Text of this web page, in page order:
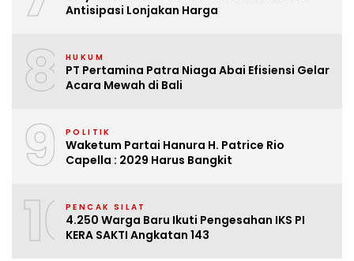
Antisipasi Lonjakan Harga
8 HUKUM
PT Pertamina Patra Niaga Abai Efisiensi Gelar
Acara Mewah di Bali
9 POLITIK
Waketum Partai Hanura H. Patrice Rio
Capella : 2029 Harus Bangkit
10PENCAK SILAT
4.250 Warga Baru Ikuti Pengesahan IKS PI
KERA SAKTI Angkatan 143